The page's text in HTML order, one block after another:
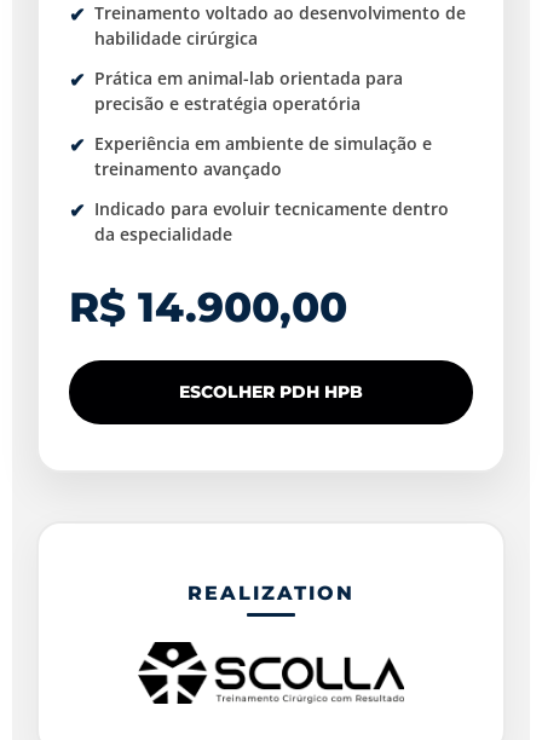
Treinamento voltado ao desenvolvimento de
habilidade cirúrgica
Prática em animal-lab orientada para
precisão e estratégia operatória
Experiência em ambiente de simulação e
treinamento avançado
Indicado para evoluir tecnicamente dentro
da especialidade
R$ 14.900,00
ESCOLHER PDH HPB
REALIZATION